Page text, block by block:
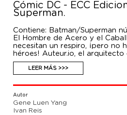
Cómic DC - ECC
Superman.
Contiene: Batman/Superman
El Hombre de Acero y el
necesitan un respiro, ¡pero no
héroes! Auteur.io, el
llevar mucha ventaja. Para
magia entra en escena!
retorcida historia del demonio
¡Etrigan!
LEER MÁS >>>
Autor
Gene Luen Yang
Ivan Reis